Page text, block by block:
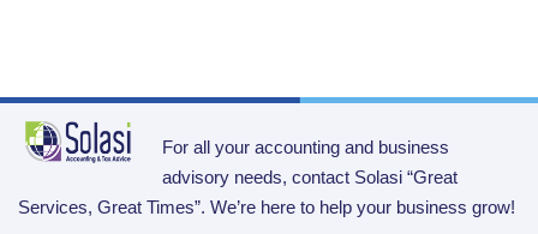
For all your accounting and business
advisory needs, contact Solasi “Great
Services, Great Times”. We’re here to help your business grow!